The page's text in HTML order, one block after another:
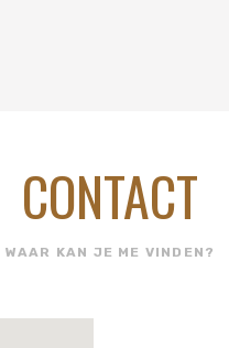
CONTACT
WAAR KAN JE ME VINDEN?